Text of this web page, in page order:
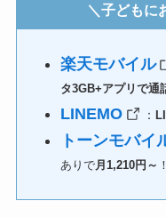
＼子どもに
楽天モバイル
タ3GB+アプリで通
LINEMO ：
トーンモバイ
ありで月1,210円～ ！